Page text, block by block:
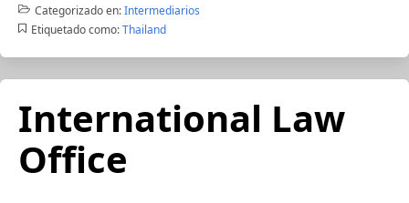
Categorizado en:Intermediarios
Etiquetado como: Thailand
International Law
Office